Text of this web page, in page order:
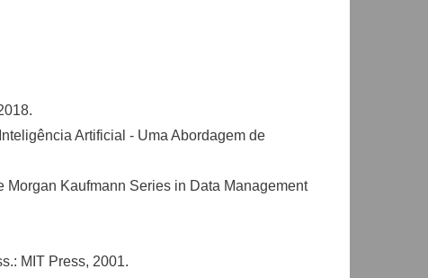
Artificial - Uma Abordagem de
Morgan Kaufmann Series in Data Management
MIT Press, 2001.